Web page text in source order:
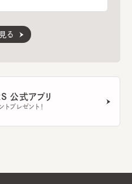
る
公式アプリ
プレゼント！